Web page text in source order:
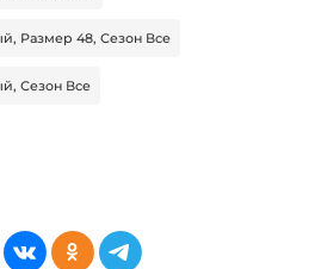
Размер 48, Сезон Все
Сезон Все
Размер 52
Размер 52, Сезон Все